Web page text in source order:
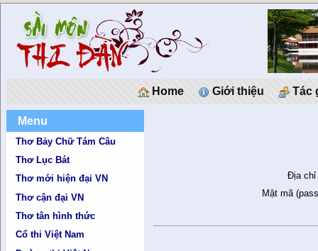
Home Giới thiệu Tác
Menu
Thơ Bảy Chữ Tám Câu
Thơ Lục Bát
Thơ mới hiện đại VN
Thơ cận đại VN
Thơ tân hình thức
Cổ thi Việt Nam
Địa chỉ
Mật mã